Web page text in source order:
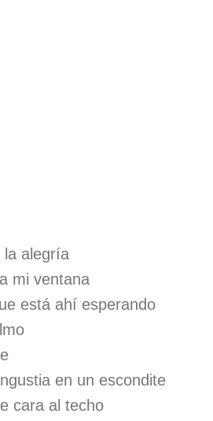
la alegría
mi ventana
está ahí esperando
en un escondite
cara al techo